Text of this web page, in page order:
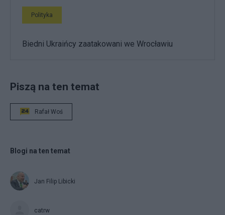
Polityka
Biedni Ukraińcy zaatakowani we Wrocławiu
Piszą na ten temat
Rafał Woś
Blogi na ten temat
Jan Filip Libicki
catrw